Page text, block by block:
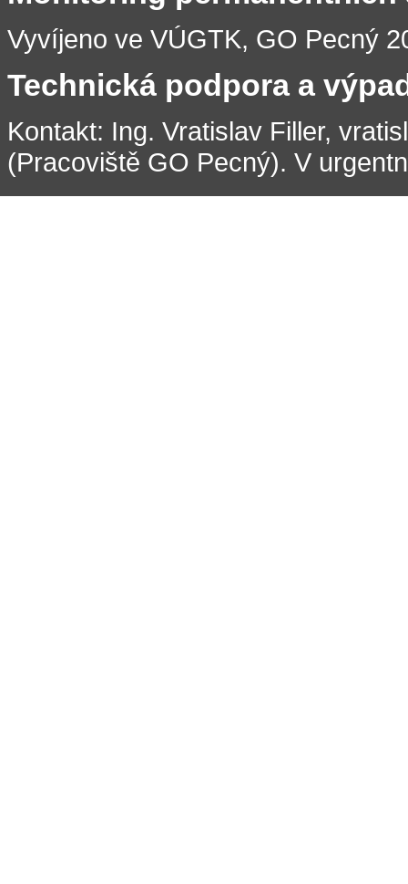
Vyvíjeno ve VÚGTK, GO Pecný
Technická podpora a
Kontakt: Ing. Vratislav Filler,
(Pracoviště GO Pecný). V